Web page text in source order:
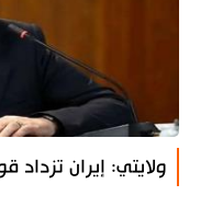
ولايتي: إيران تزداد